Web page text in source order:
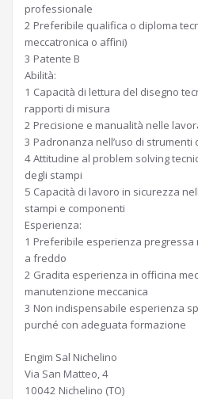
professionale
2 Preferibile qualifica o diploma
meccatronica o affini)
3 Patente B
Abilità:
1 Capacità di lettura del disegno
rapporti di misura
2 Precisione e manualità nelle
3 Padronanza nell’uso di strumenti
4 Attitudine al problem solving
degli stampi
5 Capacità di lavoro in sicurezza
stampi e componenti
Esperienza:
1 Preferibile esperienza pregressa
a freddo
2 Gradita esperienza in officina
manutenzione meccanica
3 Non indispensabile esperienza
purché con adeguata formazione
Engim Sal Nichelino
Via San Matteo, 4
10042 Nichelino (TO)